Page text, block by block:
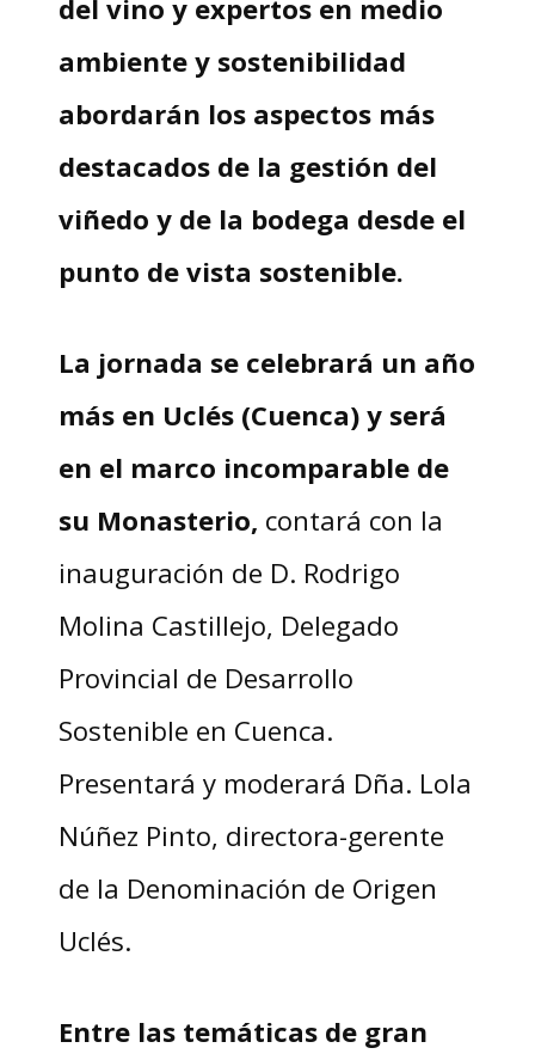
del vino y expertos en medio
ambiente y sostenibilidad
abordarán los aspectos más
destacados de la gestión del
viñedo y de la bodega desde el
punto de vista sostenible.
La jornada se celebrará un año
más en Uclés (Cuenca) y será
en el marco incomparable de
su Monasterio, contará con la
inauguración de D. Rodrigo
Molina Castillejo, Delegado
Provincial de Desarrollo
Sostenible en Cuenca.
Presentará y moderará Dña. Lola
Núñez Pinto, directora-gerente
de la Denominación de Origen
Uclés.
Entre las temáticas de gran